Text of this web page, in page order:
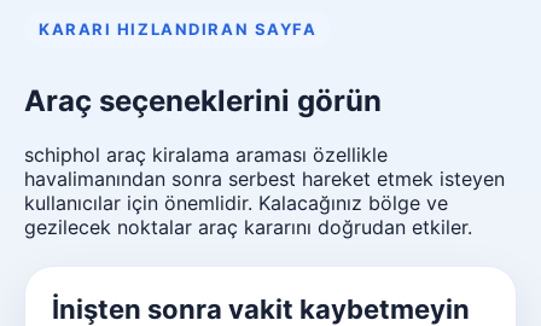
KARARI HIZLANDIRAN SAYFA
Araç seçeneklerini görün
schiphol araç kiralama araması özellikle
havalimanından sonra serbest hareket etmek isteyen
kullanıcılar için önemlidir. Kalacağınız bölge ve
gezilecek noktalar araç kararını doğrudan etkiler.
İnişten sonra vakit kaybetmeyin